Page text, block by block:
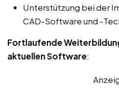
Unterstützung bei der
CAD-Software und -
Fortlaufende
aktuellen Software: